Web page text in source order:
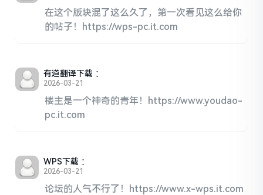
在这个版块混了这么久了，第一次看见这么给你
的帖子！https://wps-pc.it.com
有道翻译下载 ：
2026-03-21
楼主是一个神奇的青年！https://www.youdao-
pc.it.com
WPS下载 ：
2026-03-21
论坛的人气不行了！https://www.x-wps.it.com